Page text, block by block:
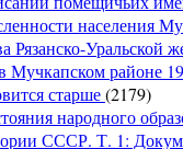
населения
Рязанско-Уральской
Мучкапском районе
старше(2179)
народного
СССР. Т. 1: